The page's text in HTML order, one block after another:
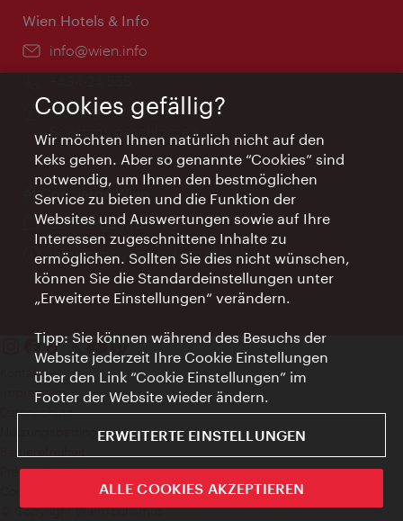
Wien Hotels & Info
Email:
info@wien.info
Öffnungszeiten:
Montag - Freitag 9 – 17 Uhr
Feiertags geschlossen
AI Concierge Wien
Ort:
concierge.wien.info
Öffnungszeiten:
Informationen rund um die Uhr
Kontakt
Impressum
Datenschutz
Nutzungsbedingungen
Presse-Kontakt
Cookie Einstellungen
© Copyright WienTourismus
Cookies gefällig?
Wir möchten Ihnen natürlich nicht auf den
Keks gehen. Aber so genannte “Cookies” sind
notwendig, um Ihnen den bestmöglichen
Service zu bieten und die Funktion der
Websites und Auswertungen sowie auf Ihre
Interessen zugeschnittene Inhalte zu
ermöglichen. Sollten Sie dies nicht wünschen,
können Sie die Standardeinstellungen unter
„Erweiterte Einstellungen“ verändern.
Tipp: Sie können während des Besuchs der
Website jederzeit Ihre Cookie Einstellungen
über den Link “Cookie Einstellungen” im
Footer der Website wieder ändern.
ERWEITERTE EINSTELLUNGEN
ALLE COOKIES AKZEPTIEREN